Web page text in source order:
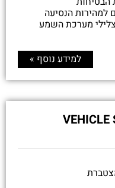
הנסיעה
מערכת השמע
למידע נוסף »